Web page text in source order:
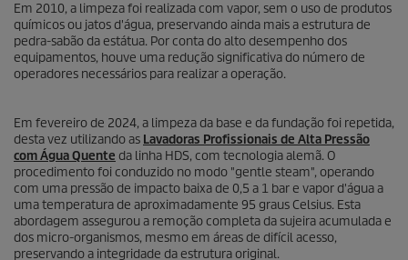
Em 2010, a limpeza foi realizada com vapor, sem o uso de produtos
químicos ou jatos d'água, preservando ainda mais a estrutura de
pedra-sabão da estátua. Por conta do alto desempenho dos
equipamentos, houve uma redução significativa do número de
operadores necessários para realizar a operação.
Em fevereiro de 2024, a limpeza da base e da fundação foi repetida,
desta vez utilizando as Lavadoras Profissionais de Alta Pressão
com Água Quente da linha HDS, com tecnologia alemã. O
procedimento foi conduzido no modo "gentle steam", operando
com uma pressão de impacto baixa de 0,5 a 1 bar e vapor d'água a
uma temperatura de aproximadamente 95 graus Celsius. Esta
abordagem assegurou a remoção completa da sujeira acumulada e
dos micro-organismos, mesmo em áreas de difícil acesso,
preservando a integridade da estrutura original.